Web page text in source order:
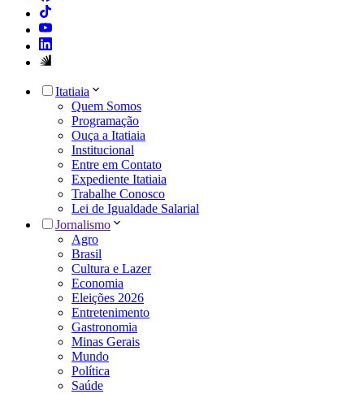
Itatiaia
Quem Somos
Programação
Ouça a Itatiaia
Institucional
Entre em Contato
Expediente Itatiaia
Trabalhe Conosco
Lei de Igualdade Salarial
Jornalismo
Agro
Brasil
Cultura e Lazer
Economia
Eleições 2026
Entretenimento
Gastronomia
Minas Gerais
Mundo
Política
Saúde